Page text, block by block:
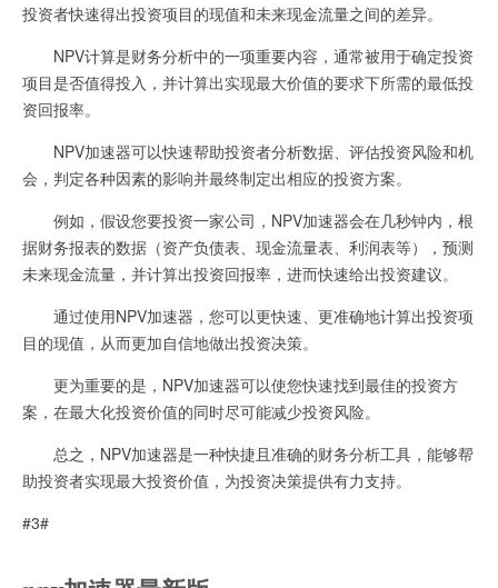
投资者快速得出投资项目的现值和未来现金流量之间的差异。
NPV计算是财务分析中的一项重要内容，通常被用于确定投资
项目是否值得投入，并计算出实现最大价值的要求下所需的最低投
资回报率。
NPV加速器可以快速帮助投资者分析数据、评估投资风险和机
会，判定各种因素的影响并最终制定出相应的投资方案。
例如，假设您要投资一家公司，NPV加速器会在几秒钟内，根
据财务报表的数据（资产负债表、现金流量表、利润表等），预测
未来现金流量，并计算出投资回报率，进而快速给出投资建议。
通过使用NPV加速器，您可以更快速、更准确地计算出投资项
目的现值，从而更加自信地做出投资决策。
更为重要的是，NPV加速器可以使您快速找到最佳的投资方
案，在最大化投资价值的同时尽可能减少投资风险。
总之，NPV加速器是一种快捷且准确的财务分析工具，能够帮
助投资者实现最大投资价值，为投资决策提供有力支持。
#3#